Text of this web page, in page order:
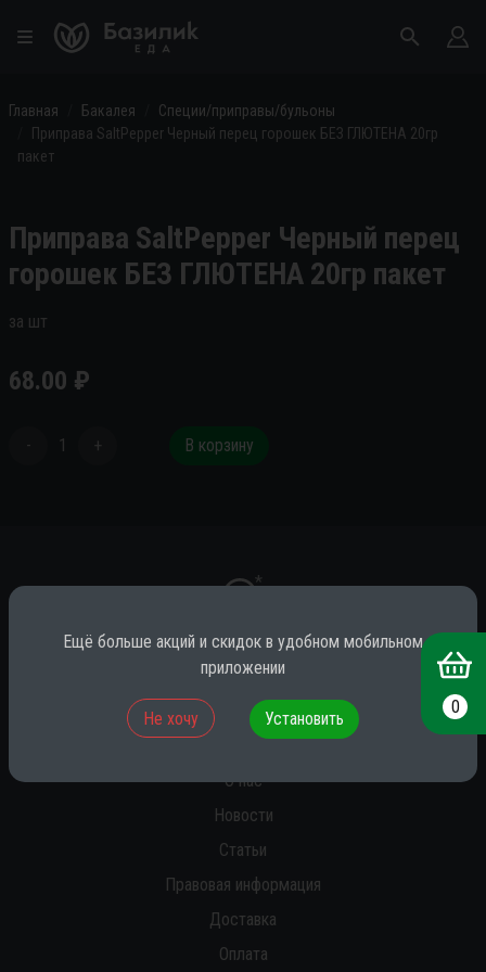
Главная Бакалея
Специи/приправы/бульоны
Приправа SaltPepper Черный перец горошек БЕЗ ГЛЮТЕНА 20гр
пакет
Приправа SaltPepper Черный перец
горошек БЕЗ ГЛЮТЕНА 20гр пакет
за шт
68.00 ₽
- 1 + В корзину
*
* принадлежит компании Meta (признана экстремистской на территории
РФ)
О нас
Новости
Статьи
Правовая информация
Доставка
Оплата
0
Ещё больше акций и скидок в удобном мобильном
приложении
Не хочу Установить